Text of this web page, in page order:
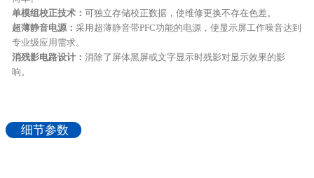
单模组校正技术： 可独立存储校正数据，使维修更换不存在色差。
超薄静音电源： 采用超薄静音带PFC功能的电源，使显示屏工作噪音达到
专业级应用需求。
消残影电路设计： 消除了屏体黑屏或文字显示时残影对显示效果的影
响。
细节参数